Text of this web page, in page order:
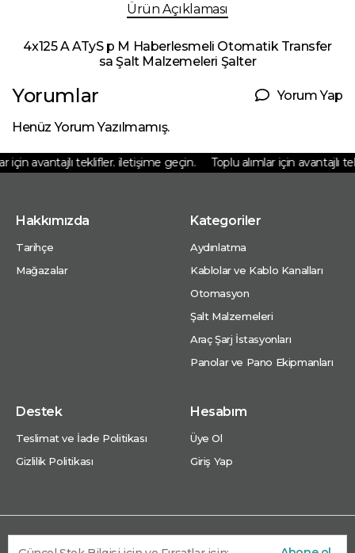
Ürün Açıklaması
4x125 A ATyS p M Haberlesmeli Otomatik Transfer
sa Şalt Malzemeleri Şalter
Yorumlar Yorum Yap
Henüz Yorum Yazılmamış.
için avantajlı teklifler. iletişime geçin. Toplu alımlar için avantajlı
Hakkımızda
Tarihçe
Mağazalar
Kategoriler
Aydınlatma
Kablolar ve Kablo Kanalları
Otomasyon
Şalt Malzemeleri
Araç Şarj İstasyonları
Panolar ve Pano Ekipmanları
Destek
Teslimat ve İade Politikası
Gizlilik Politikası
Hesabım
Üye Ol
Giriş Yap